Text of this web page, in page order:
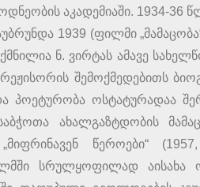
აკადემიაში. 1934-36
1939 (ფილმი
ნ. ვირტას ამავე
რეჟისორის შემოქმედებითს
პოეტურობა ოსტატურადაა
ახალგაზტდობის
წეროები“
სრულყოფილად აისახა